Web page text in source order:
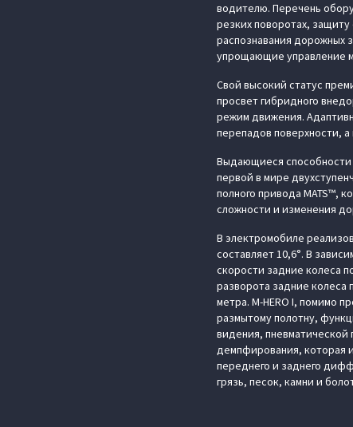
водителю. Перечень
резких поворотах,
распознавания дорожных
упрощающие управление
Свой высокий статус
просвет гибридного
режим движения.
перепадов поверхности,
Выдающиеся способности
первой в мире
полного привода MATS™,
сложности и изменения
В электромобиле
составляет 10,6°. В
скорости задние колеса
разворота задние колеса
метра. M‑HERO I, помимо
размытому полотну,
видения, пневматической
демпфирования, которая
переднего и заднего
грязь, песок, камни и